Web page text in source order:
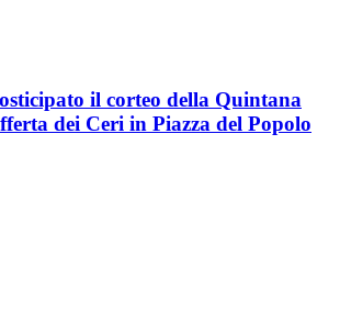
il corteo della Quintana
dei Ceri in Piazza del Popolo